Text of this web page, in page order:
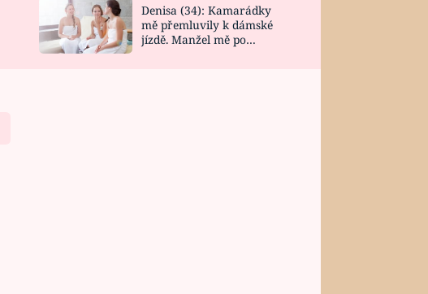
DESIGN
Denisa (34): Kamarádky
mě přemluvily k dámské
jízdě. Manžel mě po